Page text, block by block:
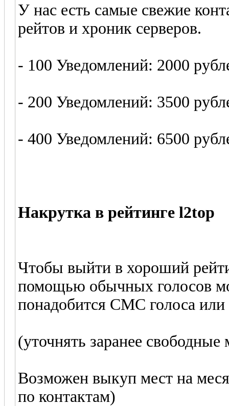
У нас есть самые свежие
рейтов и хроник серверов.
- 100 Уведомлений: 2000
- 200 Уведомлений: 3500
- 400 Уведомлений: 6500
Накрутка в рейтинге l2top
Чтобы выйти в хороший
помощью обычных голосов
понадобится СМС голоса
(уточнять заранее свободные
Возможен выкуп мест на
по контактам)